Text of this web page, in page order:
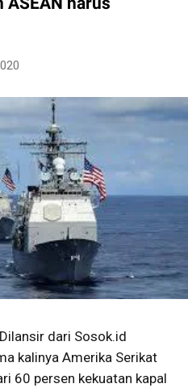
dari Sosok.id
kalinya Amerika Serikat
60 persen kekuatan kapal